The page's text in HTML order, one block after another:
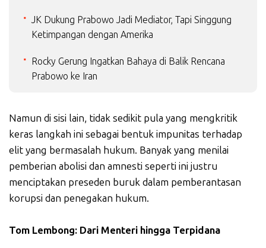
JK Dukung Prabowo Jadi Mediator, Tapi Singgung
Ketimpangan dengan Amerika
Rocky Gerung Ingatkan Bahaya di Balik Rencana
Prabowo ke Iran
Namun di sisi lain, tidak sedikit pula yang mengkritik
keras langkah ini sebagai bentuk impunitas terhadap
elit yang bermasalah hukum. Banyak yang menilai
pemberian abolisi dan amnesti seperti ini justru
menciptakan preseden buruk dalam pemberantasan
korupsi dan penegakan hukum.
Tom Lembong: Dari Menteri hingga Terpidana